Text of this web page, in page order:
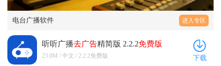
电台广播软件 进入专区
听听广播去广告精简版 2.2.2免费版
23.0M / 中文 / 2.2.2免费版 下载